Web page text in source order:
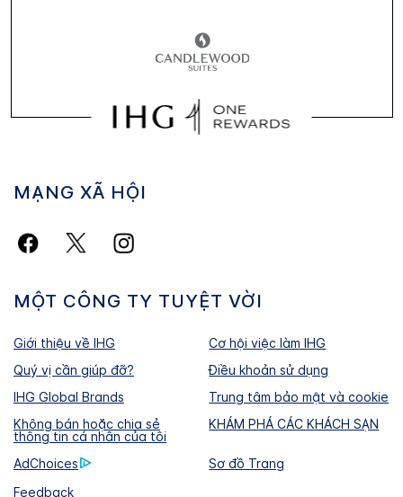
MẠNG XÃ HỘI
MỘT CÔNG TY TUYỆT VỜI
Giới thiệu về IHG
Cơ hội việc làm IHG
Quý vị cần giúp đỡ?
Điều khoản sử dụng
IHG Global Brands
Trung tâm bảo mật và cookie
Không bán hoặc chia sẻ
thông tin cá nhân của tôi
KHÁM PHÁ CÁC KHÁCH SẠN
AdChoices
Sơ đồ Trang
Feedback